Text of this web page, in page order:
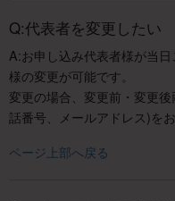
Q:代表者を変更したい
A:お申し込み代表者様が当
様の変更が可能です。
変更の場合、変更前・変更
話番号、メールアドレス)を
ページ上部へ戻る